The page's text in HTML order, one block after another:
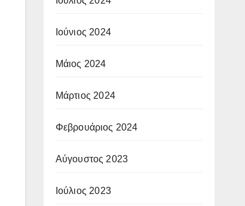
Ιούνιος 2024
Μάιος 2024
Μάρτιος 2024
Φεβρουάριος 2024
Αύγουστος 2023
Ιούλιος 2023